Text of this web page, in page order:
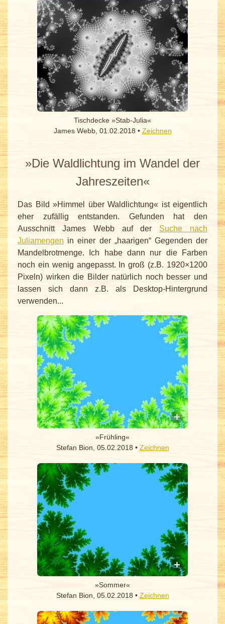
Tischdecke »Stab-Julia«
James Webb, 01.02.2018 • Zeichnen
»Die Waldlichtung im Wandel der
Jahreszeiten«
Das Bild »Himmel über Waldlichtung« ist eigentlich
eher zufällig entstanden. Gefunden hat den
Ausschnitt James Webb auf der Suche nach
Juliamengen in einer der „haarigen“ Gegenden der
Mandelbrotmenge. Ich habe dann nur die Farben
noch ein wenig angepasst. In groß (z.B. 1920×1200
Pixeln) wirken die Bilder natürlich noch besser und
lassen sich dann z.B. als Desktop-Hintergrund
verwenden...
»Frühling«
Stefan Bion, 05.02.2018 • Zeichnen
»Sommer«
Stefan Bion, 05.02.2018 • Zeichnen